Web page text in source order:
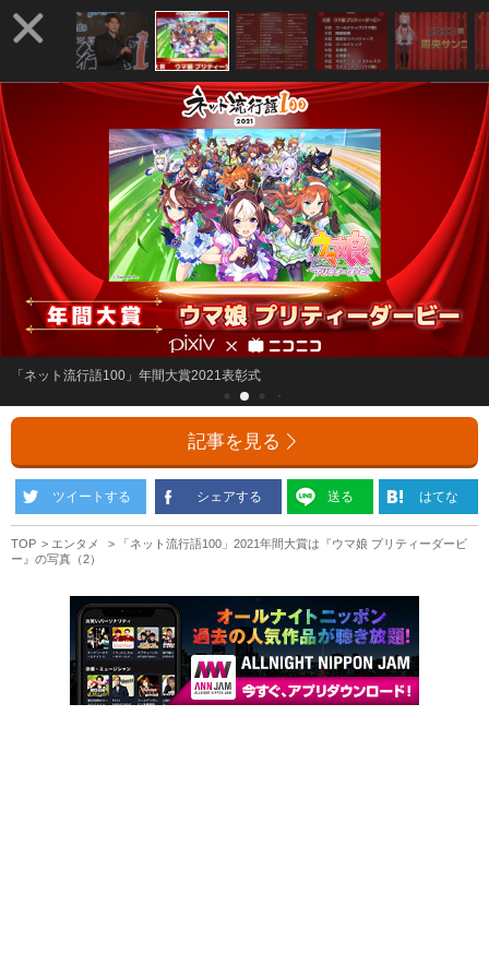
「ネット流行語100」年間大賞2021表彰式
記事を見る
ツイートする シェアする 送る はてな
TOP エンタメ
「ネット流行語100」2021年間大賞は『ウマ娘 プリティーダービ
ー』の写真（2）